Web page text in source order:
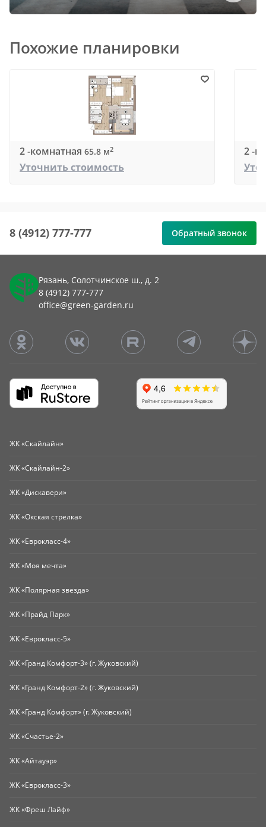
Похожие планировки
2 -комнатная 65.8 м2
Уточнить стоимость
2 -
8 (4912) 777-777 Обратный звонок
Рязань, Солотчинское ш., д. 2
8 (4912) 777-777
office@green-garden.ru
ЖК «Скайлайн»
ЖК «Скайлайн-2»
ЖК «Дискавери»
ЖК «Окская стрелка»
ЖК «Еврокласс-4»
ЖК «Моя мечта»
ЖК «Полярная звезда»
ЖК «Прайд Парк»
ЖК «Еврокласс-5»
ЖК «Гранд Комфорт-3» (г. Жуковский)
ЖК «Гранд Комфорт-2» (г. Жуковский)
ЖК «Гранд Комфорт» (г. Жуковский)
ЖК «Счастье-2»
ЖК «Айтауэр»
ЖК «Еврокласс-3»
ЖК «Фреш Лайф»